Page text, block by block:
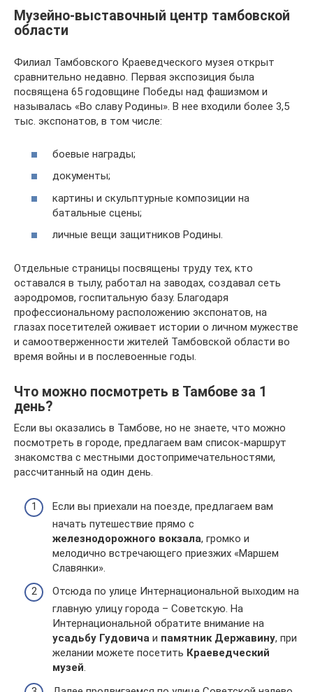
Музейно-выставочный центр тамбовской
области
Филиал Тамбовского Краеведческого музея открыт
сравнительно недавно. Первая экспозиция была
посвящена 65 годовщине Победы над фашизмом и
называлась «Во славу Родины». В нее входили более 3,5
тыс. экспонатов, в том числе:
боевые награды;
документы;
картины и скульптурные композиции на
батальные сцены;
личные вещи защитников Родины.
Отдельные страницы посвящены труду тех, кто
оставался в тылу, работал на заводах, создавал сеть
аэродромов, госпитальную базу. Благодаря
профессиональному расположению экспонатов, на
глазах посетителей оживает истории о личном мужестве
и самоотверженности жителей Тамбовской области во
время войны и в послевоенные годы.
Что можно посмотреть в Тамбове за 1
день?
Если вы оказались в Тамбове, но не знаете, что можно
посмотреть в городе, предлагаем вам список-маршрут
знакомства с местными достопримечательностями,
рассчитанный на один день.
Если вы приехали на поезде, предлагаем вам
начать путешествие прямо с
железнодорожного вокзала, громко и
мелодично встречающего приезжих «Маршем
Славянки».
Отсюда по улице Интернациональной выходим на
главную улицу города – Советскую. На
Интернациональной обратите внимание на
усадьбу Гудовича и памятник Державину, при
желании можете посетить Краеведческий
музей.